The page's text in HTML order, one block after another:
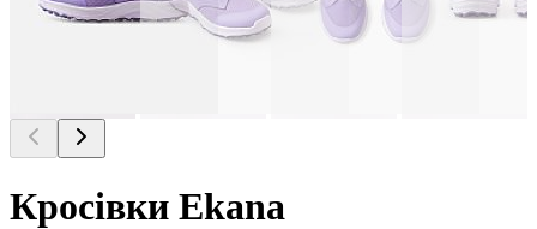
Кросівки Ekana